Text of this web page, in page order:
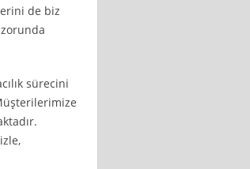
de biz
sürecini